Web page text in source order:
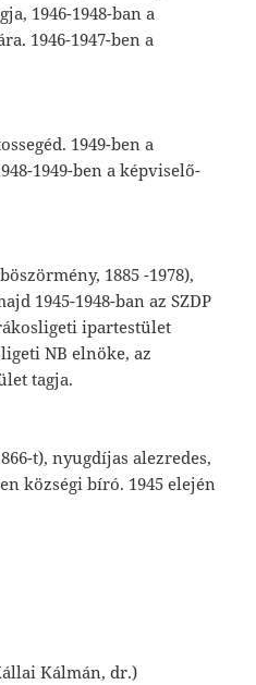
1946-1948-ban a
1946-1947-ben a
1949-bena
1949-benaképviselő-
1885 -1978),
1945-1948-ban az SZDP
ipartestület
NB elnöke, az
tagja.
t),nyugdíjasalezredes,
községibíró. 1945elején
Kálmán,dr.)